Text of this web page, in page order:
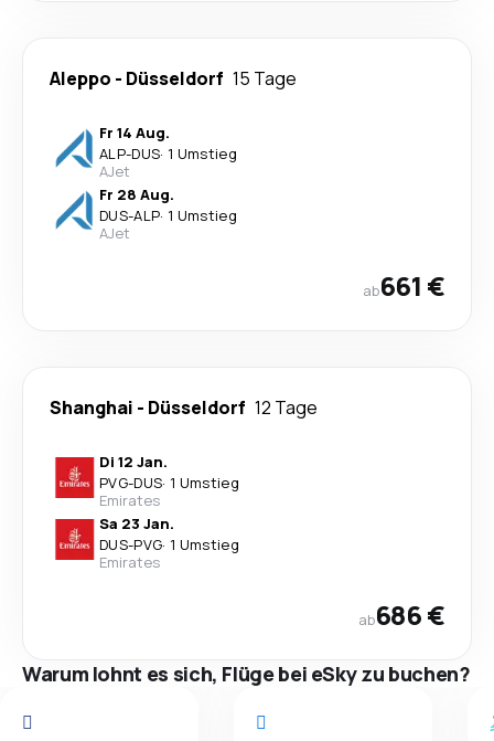
Aleppo - Düsseldorf 15 Tage
Fr 14 Aug.
ALP-DUS· 1 Umstieg
AJet
Fr 28 Aug.
DUS-ALP· 1 Umstieg
AJet
ab661 €
Shanghai - Düsseldorf 12 Tage
Di 12 Jan.
PVG-DUS· 1 Umstieg
Emirates
Sa 23 Jan.
DUS-PVG· 1 Umstieg
Emirates
ab686 €
Warum lohnt es sich, Flüge bei eSky zu buchen?